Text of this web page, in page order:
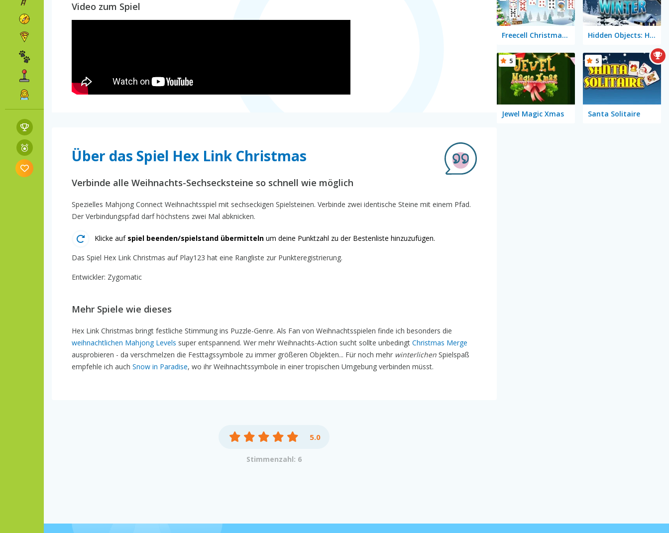
Video zum Spiel
Über das Spiel Hex Link Christmas
Verbinde alle Weihnachts-Sechsecksteine so schnell wie möglich
Spezielles Mahjong Connect Weihnachtsspiel mit sechseckigen Spielsteinen. Verbinde zwei identische Steine mit einem Pfad.
Der Verbindungspfad darf höchstens zwei Mal abknicken.
Klicke auf spiel beenden/spielstand übermitteln um deine Punktzahl zu der Bestenliste hinzuzufügen.
Das Spiel Hex Link Christmas auf Play123 hat eine Rangliste zur Punkteregistrierung.
Entwickler: Zygomatic
Mehr Spiele wie dieses
Hex Link Christmas bringt festliche Stimmung ins Puzzle-Genre. Als Fan von Weihnachtsspielen finde ich besonders die
weihnachtlichen Mahjong Levels super entspannend. Wer mehr Weihnachts-Action sucht sollte unbedingt Christmas Merge
ausprobieren - da verschmelzen die Festtagssymbole zu immer größeren Objekten... Für noch mehr winterlichen Spielspaß
empfehle ich auch Snow in Paradise, wo ihr Weihnachtssymbole in einer tropischen Umgebung verbinden müsst.
5.0
Stimmenzahl: 6
Freecell Christmas Solitaire Hidden Objects: Hello Winter
Jewel Magic Xmas
5
Santa Solitaire
5